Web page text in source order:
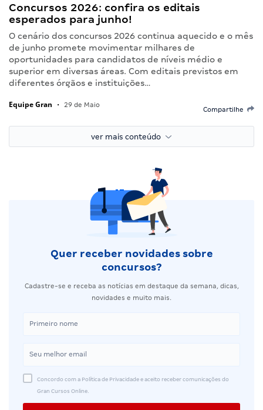
Concursos 2026: confira os editais
esperados para junho!
O cenário dos concursos 2026 continua aquecido e o mês
de junho promete movimentar milhares de
oportunidades para candidatos de níveis médio e
superior em diversas áreas. Com editais previstos em
diferentes órgãos e instituições…
Equipe Gran • 29 de Maio
Compartilhe
ver mais conteúdo
Quer receber novidades sobre
concursos?
Cadastre-se e receba as notícias em destaque da semana, dicas,
novidades e muito mais.
Concordo com a Política de Privacidade e aceito receber comunicações do
Gran Cursos Online.